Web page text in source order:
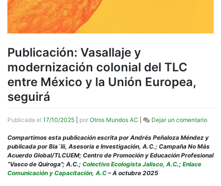
Publicación: Vasallaje y
modernización colonial del TLC
entre México y la Unión Europea,
seguirá
Publicada el 17/10/2025 por Otros Mundos AC Dejar un comentarioen
y
Compartimos esta publicación escrita por Andrés Peñaloza Méndez y
publicada por Bia´lii, Asesoría e Investigación, A.C.; Campaña No Más
Acuerdo Global/TLCUEM; Centro de Promoción y Educación Profesional
“Vasco de Quiroga”; A.C.; Colectivo Ecologista Jalisco, A.C.; Enlace
Comunicación y Capacitación, A.C – A octubre 2025